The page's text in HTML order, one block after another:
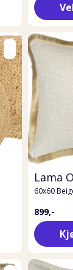
Lama
60x60
899,-